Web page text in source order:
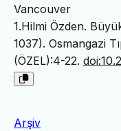
Vancouver
1.Hilmi Özden.
1037). Osmangazi
(ÖZEL):4-22.
Arşiv